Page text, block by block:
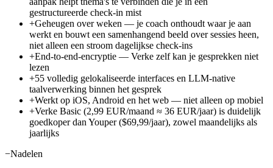
gestructureerde check-in mist
+Geheugen over weken — je coach onthoudt waar je aan
werkt en bouwt een samenhangend beeld over sessies heen,
niet alleen een stroom dagelijkse check-ins
+End-to-end-encryptie — Verke zelf kan je gesprekken niet
lezen
+55 volledig gelokaliseerde interfaces en LLM-native
taalverwerking binnen het gesprek
+Werkt op iOS, Android en het web — niet alleen op mobiel
+Verke Basic (2,99 EUR/maand ≈ 36 EUR/jaar) is duidelijk
goedkoper dan Youper ($69,99/jaar), zowel maandelijks als
jaarlijks
−Nadelen